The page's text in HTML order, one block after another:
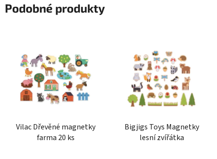
Podobné produkty
Vilac Dřevěné magnetky
farma 20 ks
Bigjigs Toys Magnetky
lesní zvířátka